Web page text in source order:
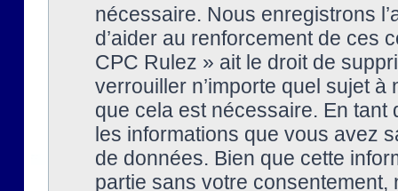
nécessaire. Nous enregistrons
d’aider au renforcement de ces
CPC Rulez » ait le droit de
verrouiller n’importe quel sujet à
que cela est nécessaire. En tant
les informations que vous avez
de données. Bien que cette
partie sans votre